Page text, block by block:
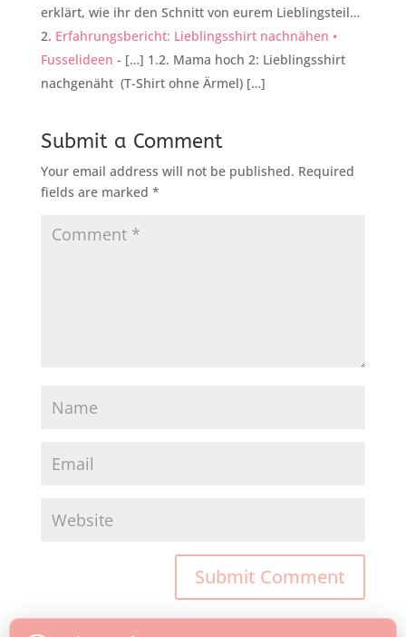
erklärt, wie ihr den Schnitt von eurem Lieblingsteil…
Erfahrungsbericht: Lieblingsshirt nachnähen •
Fusselideen - […] 1.2. Mama hoch 2: Lieblingsshirt
nachgenäht (T-Shirt ohne Ärmel) […]
Submit a Comment
Your email address will not be published. Required
fields are marked *